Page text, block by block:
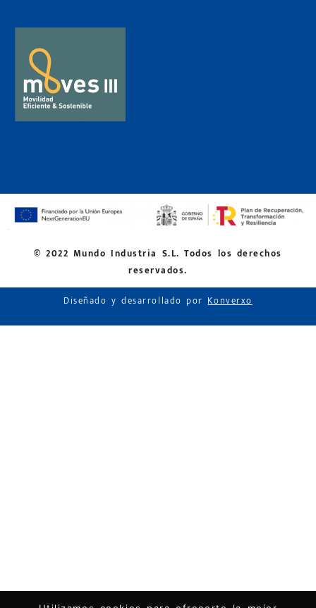
© 2022 Mundo Industria S.L. Todos los derechos
reservados.
Diseñado y desarrollado porKonverxo